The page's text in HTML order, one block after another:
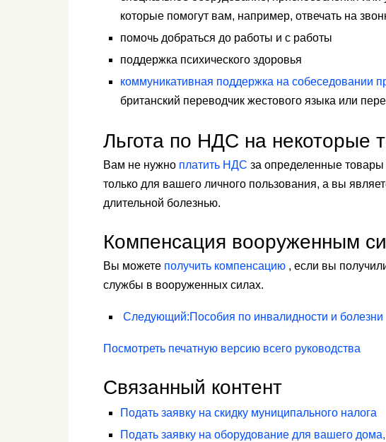
которые помогут вам, например, отвечать на
помочь добраться до работы и с работы
поддержка психического здоровья
коммуникативная поддержка на собеседовании
британский переводчик жестового языка или
Льгота по НДС на некоторые
Вам не нужно платить НДС за определенные товары
только для вашего личного пользования, а вы
длительной болезнью.
Компенсация вооруженным
Вы можете получить компенсацию , если вы
службы в вооруженных силах.
Следующий:Пособия по инвалидности и болезни
Посмотреть печатную версию всего руководства
Связанный контент
Подать заявку на скидку муниципального налога
Подать заявку на оборудование для вашего